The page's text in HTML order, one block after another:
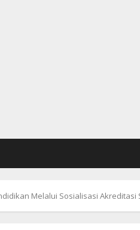
Melalui Sosialisasi Akreditasi